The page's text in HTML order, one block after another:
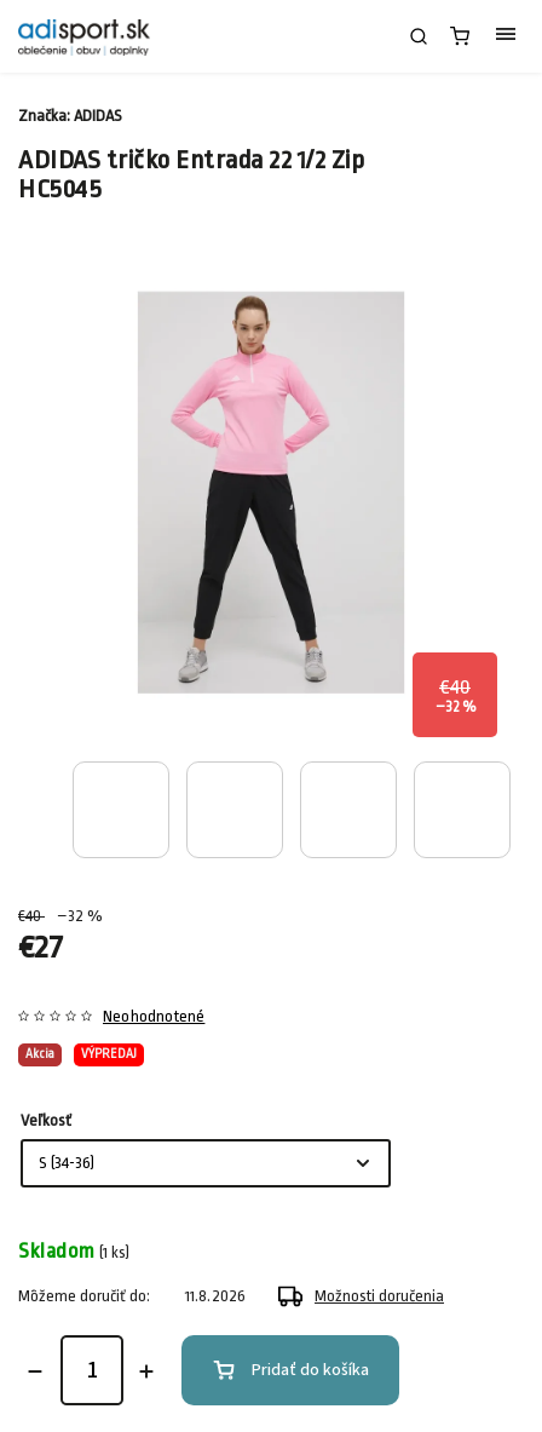
ADIDAS tričko Entrada 22 1/2 Zip
HC5045
€40
–32 %
€40 –32 %
€27
Akcia VÝPREDAJ
Neohodnotené
Značka: ADIDAS
Veľkosť
Skladom (1 ks)
Môžeme doručiť do: 11.8.2026 Možnosti doručenia
Pridať do košíka